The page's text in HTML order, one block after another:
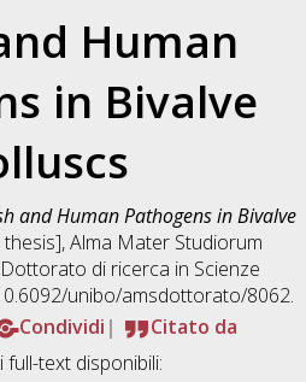
Human
in Bivalve
and Human Pathogens in Bivalve
Alma Mater Studiorum
di ricerca in Scienze
unibo/amsdottorato/8062.
Condividi
Citato da
full-text disponibili: